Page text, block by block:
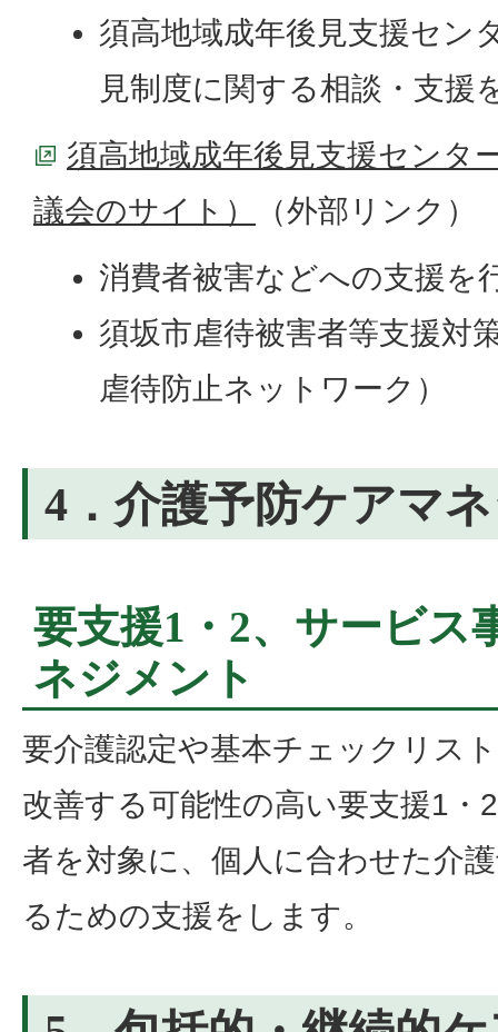
須高地域成年後見支援セン
見制度に関する相談・支援
須高地域成年後見支援センタ
議会のサイト）
（外部リンク）
消費者被害などへの支援を
須坂市虐待被害者等支援対
虐待防止ネットワーク）
4．介護予防ケアマ
要支援1・2、サービス
ネジメント
要介護認定や基本チェックリス
改善する可能性の高い要支援1・
者を対象に、個人に合わせた介
るための支援をします。